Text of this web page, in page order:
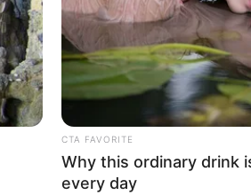
CTA FAVORITE
Why this ordinary drink
every day